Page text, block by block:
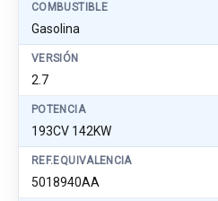
COMBUSTIBLE
Gasolina
VERSIÓN
2.7
POTENCIA
193CV 142KW
REF.EQUIVALENCIA
5018940AA